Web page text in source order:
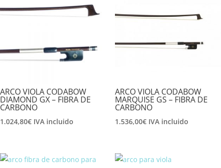
ARCO VIOLA CODABOW
DIAMOND GX – FIBRA DE
CARBONO
1.024,80€ IVA incluido
ARCO VIOLA CODABOW
MARQUISE GS – FIBRA DE
CARBONO
1.536,00€ IVA incluido